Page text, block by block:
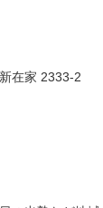
在家 2333-2